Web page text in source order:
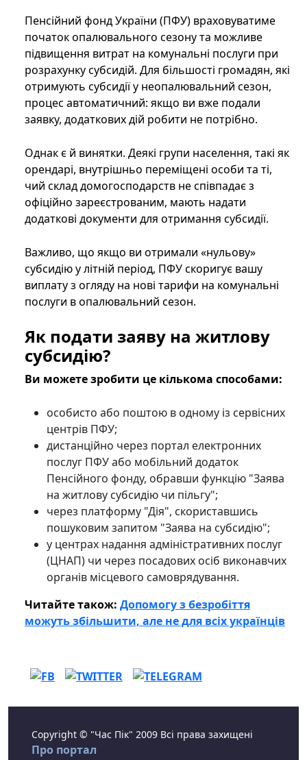
Пенсійний фонд України (ПФУ) враховуватиме
початок опалювального сезону та можливе
підвищення витрат на комунальні послуги при
розрахунку субсидій. Для більшості громадян, які
отримують субсидії у неопалювальний сезон,
процес автоматичний: якщо ви вже подали
заявку, додаткових дій робити не потрібно.
Однак є й винятки. Деякі групи населення, такі як
орендарі, внутрішньо переміщені особи та ті,
чий склад домогосподарств не співпадає з
офіційно зареєстрованим, мають надати
додаткові документи для отримання субсидії.
Важливо, що якщо ви отримали «нульову»
субсидію у літній період, ПФУ скоригує вашу
виплату з огляду на нові тарифи на комунальні
послуги в опалювальний сезон.
Як подати заяву на житлову
субсидію?
Ви можете зробити це кількома способами:
особисто або поштою в одному із сервісних
центрів ПФУ;
дистанційно через портал електронних
послуг ПФУ або мобільний додаток
Пенсійного фонду, обравши функцію "Заява
на житлову субсидію чи пільгу";
через платформу "Дія", скориставшись
пошуковим запитом "Заява на субсидію";
у центрах надання адміністративних послуг
(ЦНАП) чи через посадових осіб виконавчих
органів місцевого самоврядування.
Читайте також: Допомогу з безробіття
можуть збільшити, але не для всіх українців
Copyright © "Час Пік" 2009 Всі права захищені
Про портал